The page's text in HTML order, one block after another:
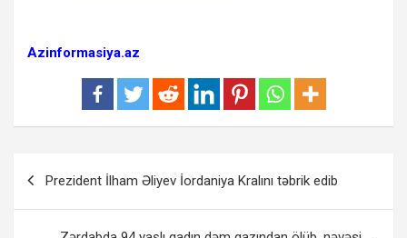
Azinformasiya.az
Prezident İlham Əliyev İordaniya Kralını təbrik edib